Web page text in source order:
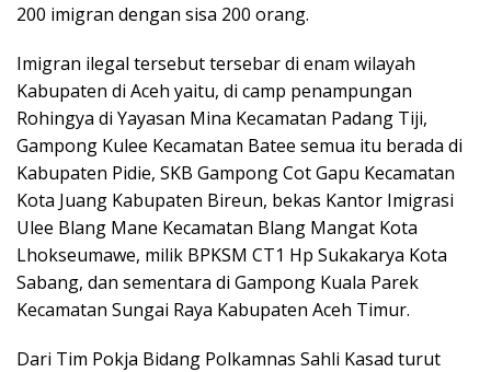
200 imigran dengan sisa 200 orang.
Imigran ilegal tersebut tersebar di enam wilayah
Kabupaten di Aceh yaitu, di camp penampungan
Rohingya di Yayasan Mina Kecamatan Padang Tiji,
Gampong Kulee Kecamatan Batee semua itu berada di
Kabupaten Pidie, SKB Gampong Cot Gapu Kecamatan
Kota Juang Kabupaten Bireun, bekas Kantor Imigrasi
Ulee Blang Mane Kecamatan Blang Mangat Kota
Lhokseumawe, milik BPKSM CT1 Hp Sukakarya Kota
Sabang, dan sementara di Gampong Kuala Parek
Kecamatan Sungai Raya Kabupaten Aceh Timur.
Dari Tim Pokja Bidang Polkamnas Sahli Kasad turut